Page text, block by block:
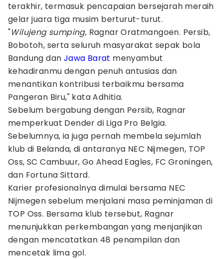
terakhir, termasuk pencapaian bersejarah meraih
gelar juara tiga musim berturut-turut.
"Wilujeng sumping, Ragnar Oratmangoen. Persib,
Bobotoh, serta seluruh masyarakat sepak bola
Bandung dan Jawa Barat menyambut
kehadiranmu dengan penuh antusias dan
menantikan kontribusi terbaikmu bersama
Pangeran Biru," kata Adhitia.
Sebelum bergabung dengan Persib, Ragnar
memperkuat Dender di Liga Pro Belgia.
Sebelumnya, ia juga pernah membela sejumlah
klub di Belanda, di antaranya NEC Nijmegen, TOP
Oss, SC Cambuur, Go Ahead Eagles, FC Groningen,
dan Fortuna Sittard.
Karier profesionalnya dimulai bersama NEC
Nijmegen sebelum menjalani masa peminjaman di
TOP Oss. Bersama klub tersebut, Ragnar
menunjukkan perkembangan yang menjanjikan
dengan mencatatkan 48 penampilan dan
mencetak lima gol.